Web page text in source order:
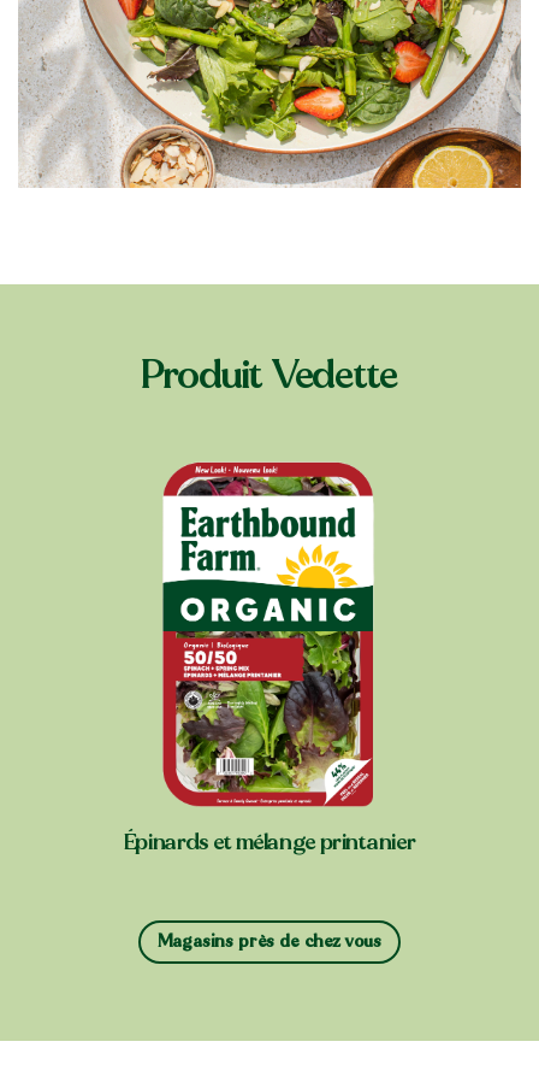
Produit Vedette
Épinards et mélange printanier
Magasins près de chez vous